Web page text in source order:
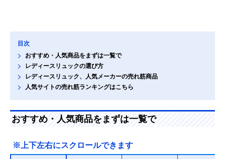
目次
おすすめ・人気商品をまずは一覧で
レディースリュックの選び方
レディースリュック、人気メーカーの売れ筋商品
人気サイトの売れ筋ランキングはこちら
おすすめ・人気商品をまずは一覧で
※上下左右にスクロールできます